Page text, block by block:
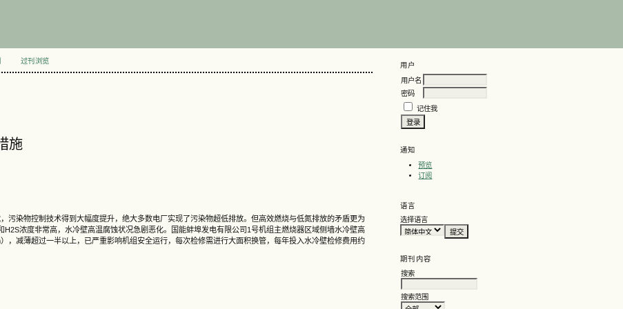
用户
用户名
密码
记住我
通知
预览
订阅
语言
选择语言
期刊内容
搜索
搜索范围
过刊浏览
施
污染物控制技术得到大幅度提升，绝大多数电厂实现了污染物超低排放。但高效燃烧与低氮排放的矛盾更为
浓度非常高，水冷壁高温腐蚀状况急剧恶化。国能蚌埠发电有限公司1号机组主燃烧器区域侧墙水冷壁高
，减薄超过一半以上，已严重影响机组安全运行，每次检修需进行大面积换管，每年投入水冷壁检修费用约